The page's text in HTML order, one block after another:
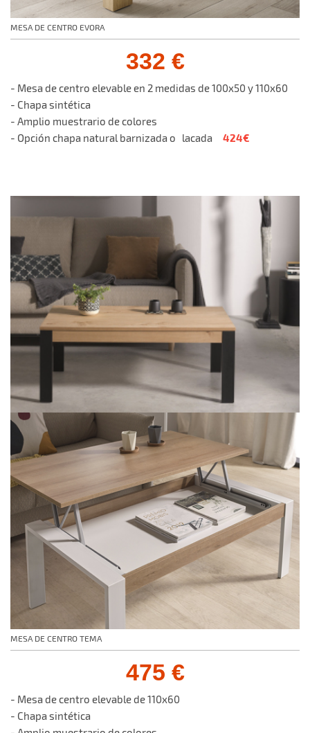
MESA DE CENTRO EVORA
332 €
- Mesa de centro elevable en 2 medidas de 100x50 y 110x60
- Chapa sintética
- Amplio muestrario de colores
- Opción chapa natural barnizada o lacada 424€
MESA DE CENTRO TEMA
475 €
- Mesa de centro elevable de 110x60
- Chapa sintética